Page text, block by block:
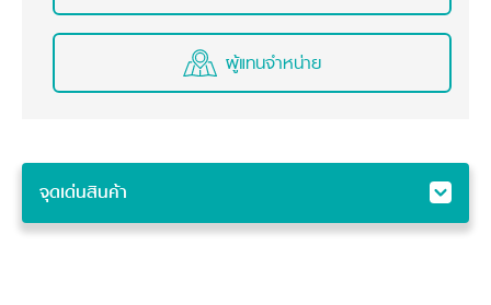
ผู้แทนจำหน่าย
จุดเด่นสินค้า
จุดเด่นสินค้า